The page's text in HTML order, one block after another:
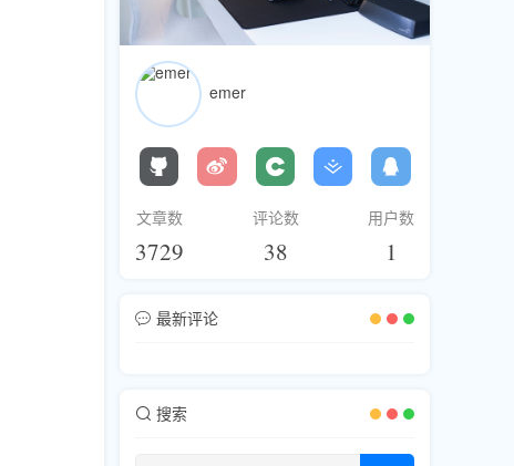
emer
文章数
3729
评论数
38
用户数
1
最新评论
搜索